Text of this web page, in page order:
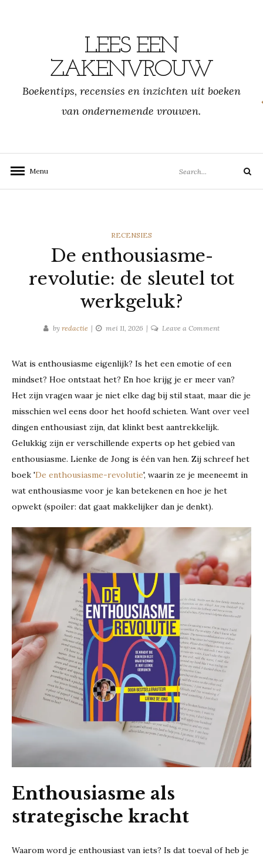
LEES EEN
ZAKENVROUW
Boekentips, recensies en inzichten uit boeken
van ondernemende vrouwen.
Menu
for:
Search
CATEGORIES
RECENSIES
De enthousiasme-
revolutie: de sleutel tot
werkgeluk?
by redactie mei 11, 2026 Leave a Commenton
revolutie:
de
sleutel
Wat is enthousiasme eigenlijk? Is het een emotie of een
mindset? Hoe ontstaat het? En hoe krijg je er meer van?
Het zijn vragen waar je niet elke dag bij stil staat, maar die je
misschien wel eens door het hoofd schieten. Want over veel
dingen enthousiast zijn, dat klinkt best aantrekkelijk.
Gelukkig zijn er verschillende experts op het gebied van
enthousiasme. Lienke de Jong is één van hen. Zij schreef het
boek 'De enthousiasme-revolutie', waarin ze je meeneemt in
wat enthousiasme voor je kan betekenen en hoe je het
opwekt (spoiler: dat gaat makkelijker dan je denkt).
Enthousiasme als
strategische kracht
Waarom word je enthousiast van iets? Is dat toeval of heb je